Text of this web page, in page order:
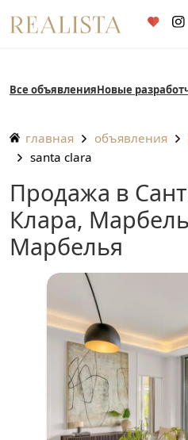
Все объявления Новые
главная объявления
santa clara
Продажа в Санта-
Клара,
Марбелья